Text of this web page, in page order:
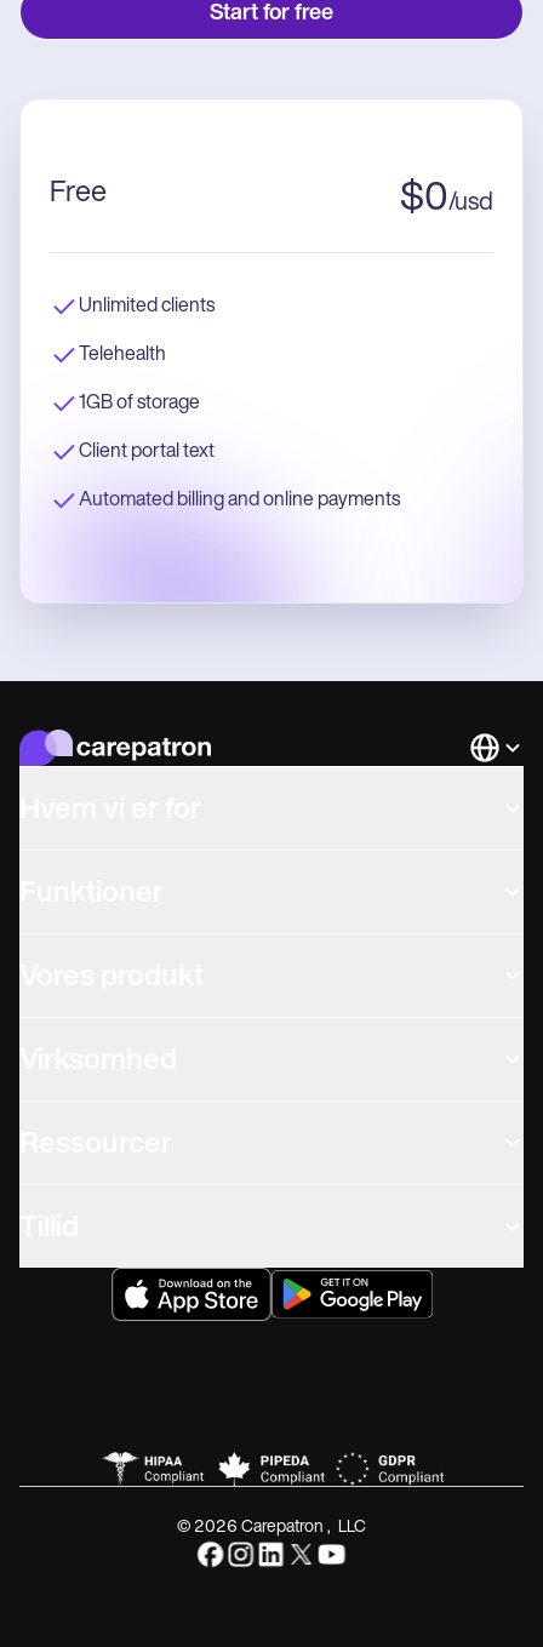
Start for free
Free $0/usd
Unlimited clients
Telehealth
1GB of storage
Client portal text
Automated billing and online payments
© 2026 Carepatron, LLC